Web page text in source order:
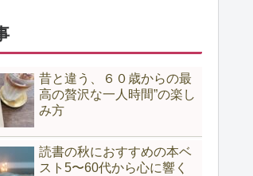
昔と違う、６０歳からの最
高の贅沢な一人時間”の楽し
み方
読書の秋におすすめの本ベ
スト5〜60代から心に響く